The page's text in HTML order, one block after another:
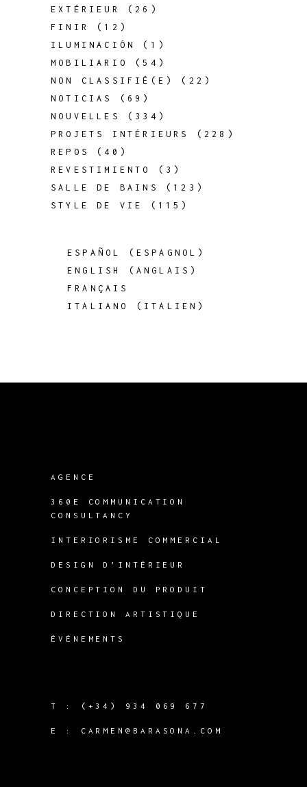
EXTÉRIEUR
(26)
FINIR
(12)
ILUMINACIÓN
(1)
MOBILIARIO
(54)
NON CLASSIFIÉ(E)
(22)
NOTICIAS
(69)
NOUVELLES
(334)
PROJETS INTÉRIEURS
(228)
REPOS
(40)
REVESTIMIENTO
(3)
SALLE DE BAINS
(123)
STYLE DE VIE
(115)
ESPAÑOL ( ESPAGNOL
)
ENGLISH
( ANGLAIS )
FRANÇAIS
ITALIANO
( ITALIEN )
AGENCE
360E COMMUNICATION
CONSULTANCY
INTERIORISME COMMERCIAL
DESIGN D’INTÉRIEUR
CONCEPTION DU PRODUIT
DIRECTION ARTISTIQUE
ÉVÉNEMENTS
T : (+34) 934 069 677
E : CARMEN@BARASONA.COM